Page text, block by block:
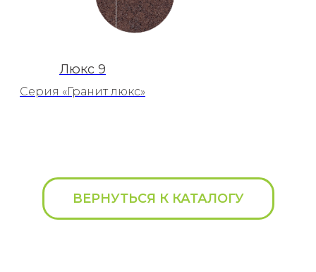
Люкс 9
Серия «Гранит люкс»
ВЕРНУТЬСЯ К КАТАЛОГУ